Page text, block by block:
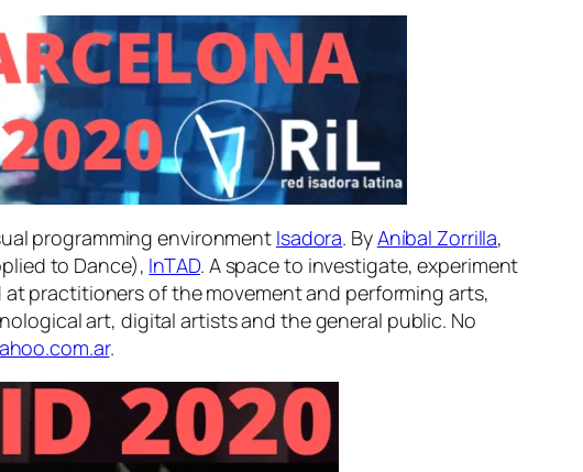
programming environment Isadora. ByAníbal Zorrilla,
to Dance), InTAD. A space to investigate, experiment
practitioners of the movement and performing arts,
art, digital artists and the general public. No
.